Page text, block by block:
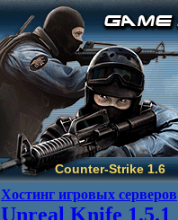
Counter-Strike 1.6
Хостинг игровых серверов
Unreal Knife 1.5.1